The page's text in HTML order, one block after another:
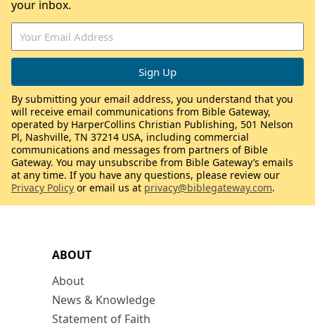
ABOUT
About
News & Knowledge
Statement of Faith
your inbox.
By submitting your email address, you understand that you
will receive email communications from Bible Gateway,
operated by HarperCollins Christian Publishing, 501 Nelson
Pl, Nashville, TN 37214 USA, including commercial
communications and messages from partners of Bible
Gateway. You may unsubscribe from Bible Gateway’s emails
at any time. If you have any questions, please review our
Privacy Policy or email us at privacy@biblegateway.com.